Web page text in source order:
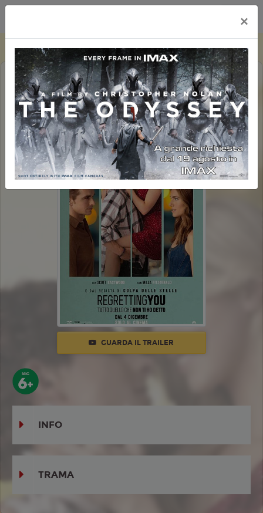
REGRETTING YOU - TUTTO QUELLO
CHE NON TI HO DETTO (1H56')
GUARDA IL TRAILER
INFO
TRAMA
×